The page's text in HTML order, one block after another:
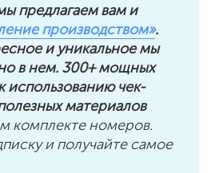
предлагаем вам и
производством».
и уникальное мы
в нем. 300+ мощных
использованию чек-
материалов
комплекте номеров.
и получайте самое